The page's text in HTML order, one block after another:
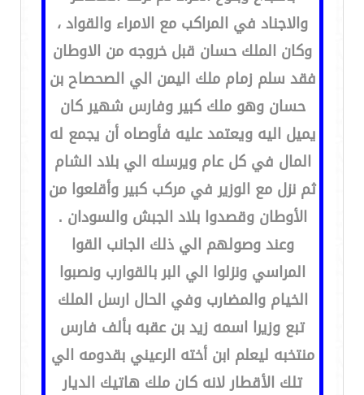
والاجناد في المراكب مع الامراء والقواد ،
وكان الملك حسان قبل خروجه من الاوطان
فقد سلم زمام ملك اليمن الي الصحصاح بن
حسان وهو ملك كبير وفارس شهير كان
يميل اليه ويعتمد عليه فأوصاه أن يجمع له
المال في كل عام ويرسله الي بلاد الشام
ثم نزل مع الوزير في مركب كبير وأقلعوا من
الأوطان وقصدوا بلاد الجبش والسودان .
وعند وصولهم الي ذلك الجانب القوا
المراسي ونزلوا الي البر بالقوارب ونصبوا
الخيام والمضارب وفي الحال ارسل الملك
تبع وزيرا اسمه زيد بن عقبه بألف فارس
منتخبه ليعلم ابن أخته الرعيني بقدومه الي
تلك الأقطار لانه كان ملك هاتيك الديار